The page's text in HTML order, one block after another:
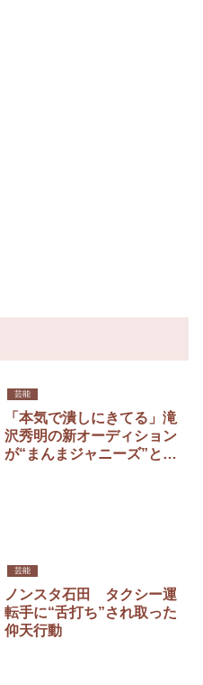
芸能
「本気で潰しにきてる」滝
沢秀明の新オーディション
が“まんまジャニーズ”とフ
芸能
ノンスタ石田 タクシー運
転手に“舌打ち”され取った
仰天行動